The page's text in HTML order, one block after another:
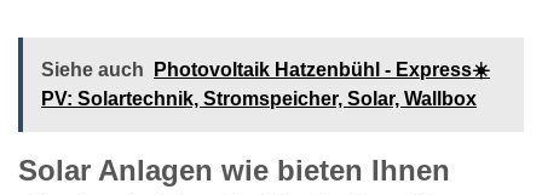
Siehe auch
Photovoltaik Hatzenbühl - Express☀️
PV️: Solartechnik, Stromspeicher, Solar, Wallbox
Solar Anlagen wie bieten Ihnen